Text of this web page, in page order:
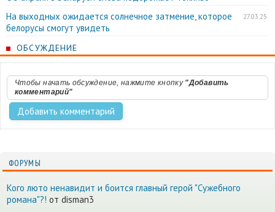
27.03.25
На выходных ожидается солнечное затмение, которое
белорусы смогут увидеть
ОБСУЖДЕНИЕ
Чтобы начать обсуждение, нажмите кнопку "Добавить
комментарий"
ФОРУМЫ
Кого люто ненавидит и боится главный герой "Сужебного
романа"?! от disman3